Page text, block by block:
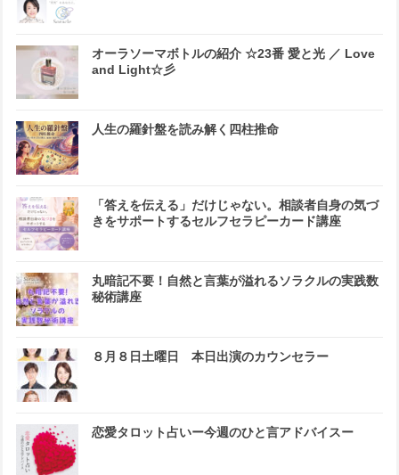
オーラソーマボトルの紹介 ☆23番 愛と光 ／ Love
and Light☆彡
人生の羅針盤を読み解く四柱推命
「答えを伝える」だけじゃない。相談者自身の気づ
きをサポートするセルフセラピーカード講座
丸暗記不要！自然と言葉が溢れるソラクルの実践数
秘術講座
８月８日土曜日 本日出演のカウンセラー
恋愛タロット占いー今週のひと言アドバイスー